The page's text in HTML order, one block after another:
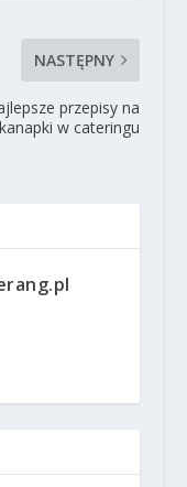
NASTĘPNY
przepisy na
kanapki w cateringu